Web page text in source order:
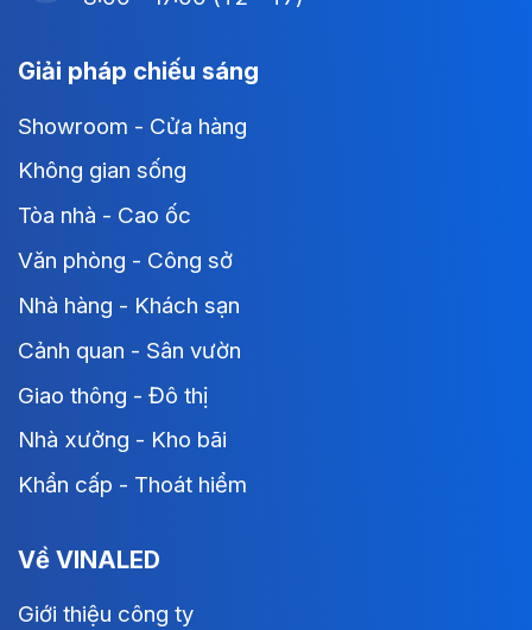
Giải pháp chiếu sáng
Showroom - Cửa hàng
Không gian sống
Tòa nhà - Cao ốc
Văn phòng - Công sở
Nhà hàng - Khách sạn
Cảnh quan - Sân vườn
Giao thông - Đô thị
Nhà xưởng - Kho bãi
Khẩn cấp - Thoát hiểm
Về VINALED
Giới thiệu công ty